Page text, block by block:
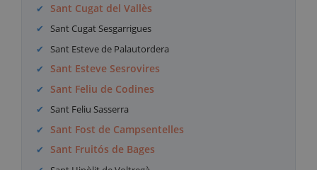
Sant Cugat del Vallès
Sant Cugat Sesgarrigues
Sant Esteve de Palautordera
Sant Esteve Sesrovires
Sant Feliu de Codines
Sant Feliu Sasserra
Sant Fost de Campsentelles
Sant Fruitós de Bages